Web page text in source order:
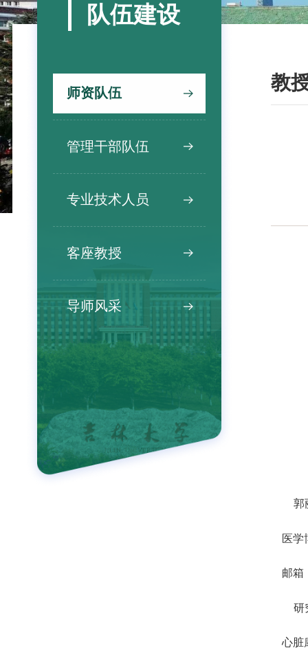
队伍建设
师资队伍
管理干部队伍
专业技术人员
客座教授
导师风采
教
郭
医学
邮箱
研
心脏